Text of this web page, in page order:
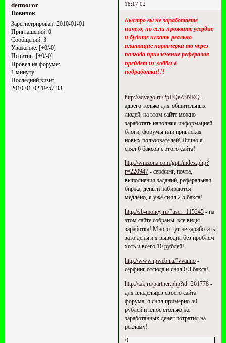
18:17:02
detmoroz
Новичок
Зарегистрирован: 2010-01-01
Приглашений:0
Сообщений:3
Уважение: [+0/-0]
Позитив: [+0/-0]
Провел на форуме:
1 минуту
Последний визит:
2010-01-02 19:57:33
Быстро вы не заработаете
ничего, но если проявите усердие
и будите искать реально
платящие партнерки то через
полгода привлечение рефералов
прейдет из хобби в
подработки!!!
http://advego.ru/2pFQeZ3NRQ-
адвего только для общительных
людей, на этом сайте можно
заработать наполняя информацией
блоги, форумы или привлекая
новых пользователей! Лично я
снял 6 баксов с этого сайта!
http://wmzona.com/gptr/index.php?
r=220947- серфинг, почта,
выполнения заданий, реферальная
биржа, деньги набираются
медлено, я уже снял 2.5 бакса!
http://sb-money.ru/?user=115245- на
этом сайте собраны все виды
заработка! Много тут не заработать
зато деньги я выводил без проблем
хоть и всего 10 рублей!
http://www.ipweb.ru/?vvanno-
серфинг отсюда и снял 0.3 бакса!
http://tak.ru/partner.php?id=261778-
для владельцев своего сайта
форума, я снял примерно 50
рублей и плюс столько же
заработанных денег потратил на
рекламу!
0